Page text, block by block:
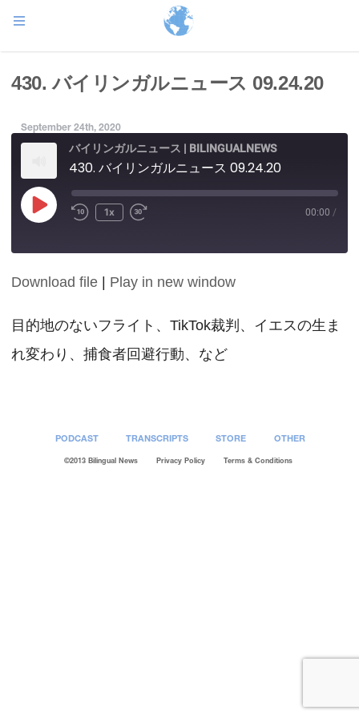
430. バイリンガルニュース 09.24.20
September 24th, 2020
バイリンガルニュース | BILINGUALNEWS
430. バイリンガルニュース 09.24.20
Play
Episode
1x 00:00 /
SHARE
LINK
EMBED
Download file Play in new window
目的地のないフライト、TikTok裁判、イエスの生ま
れ変わり、捕食者回避行動、など
PODCAST TRANSCRIPTS STORE OTHER
©2013 Bilingual News Privacy Policy Terms & Conditions